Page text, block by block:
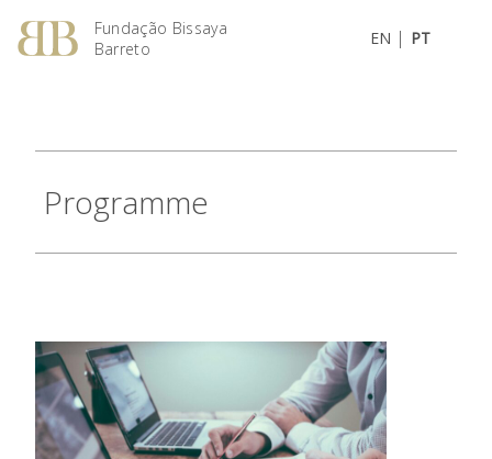
Fundação Bissaya
Barreto
EN | PT
Programme